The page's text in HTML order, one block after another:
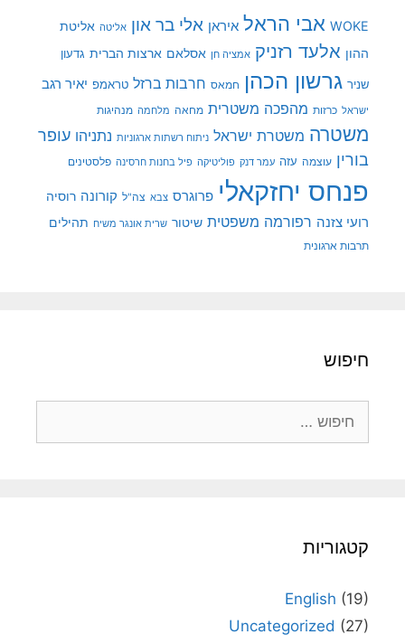
WOKE אבי הראל איראן אלי בר און אליטה אליטת
ההון אלעד רזניק אמציה חן אסלאם ארצות הברית גדעון
שניר גרשון הכהן חמאס חרבות ברזל טראמפ יאיר רגב
ישראל כרזות מהפכה משטרית מחאה מלחמה מנהיגות
משטרה משטרת ישראל ניתוח רשתות ארגוניות נתניהו עופר
בורין עוצמה עזה עמר דנק פוליטיקה פיל בחנות חרסינה פלסטינים
פנחס יחזקאלי פרוגרס צבא צה"ל קורונה רוסיה
רועי צזנה רפורמה משפטית שיטור שרית אונגר משיח תהילים
תרבות ארגונית
חיפוש
קטגוריות
English (19)
Uncategorized (27)